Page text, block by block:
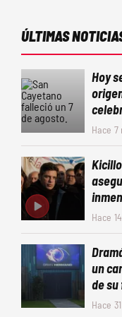
ÚLTIMAS
Hoy
Hace
Hace
un
de
Hace